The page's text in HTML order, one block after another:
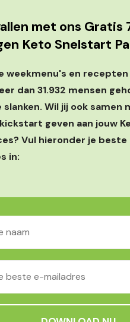
met ons Gratis
Keto Snelstart
weekmenu's en
dan 31.932 mensen
slanken. Wil jij ook samen
geven aan jouw
Vul hieronder je
in: